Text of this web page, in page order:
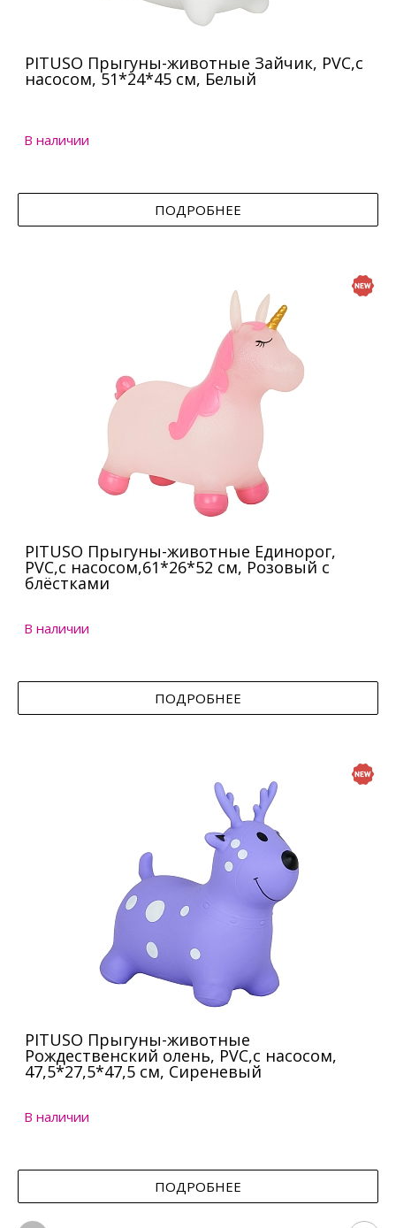
PITUSO Прыгуны-животные Зайчик, PVC,с
насосом, 51*24*45 см, Белый
В наличии
ПОДРОБНЕЕ
PITUSO Прыгуны-животные Единорог,
PVC,с насосом,61*26*52 см, Розовый с
блёстками
В наличии
ПОДРОБНЕЕ
PITUSO Прыгуны-животные
Рождественский олень, PVC,с насосом,
47,5*27,5*47,5 см, Сиреневый
В наличии
ПОДРОБНЕЕ